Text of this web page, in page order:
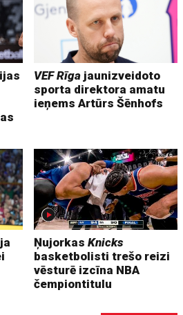
VEF Rīga jaunizveidoto
sporta direktora amatu
ieņems Artūrs Šēnhofs
ŅujorkasKnicks
basketbolisti trešo reizi
vēsturē izcīna NBA
čempiontitulu